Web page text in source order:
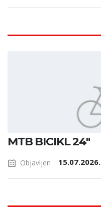
MTB BICIKL 24"
Objavljen 15.07.2026.